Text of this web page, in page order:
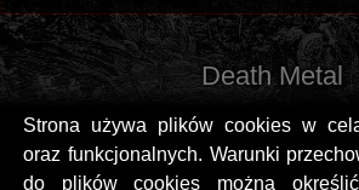
Strona używa plików cookies w
oraz funkcjonalnych. Warunki
do plików cookies można
Death Metal